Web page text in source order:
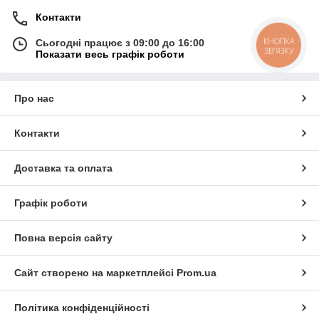
Контакти
Сьогодні працює з 09:00 до 16:00
Показати весь графік роботи
Про нас
Контакти
Доставка та оплата
Графік роботи
Повна версія сайту
Сайт створено на маркетплейсі Prom.ua
Політика конфіденційності
КНОПКА
ЗВ'ЯЗКУ